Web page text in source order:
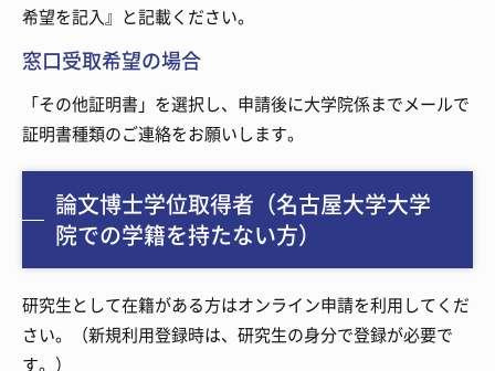
希望を記入』と記載ください。
窓口受取希望の場合
「その他証明書」を選択し、申請後に大学院係までメールで
証明書種類のご連絡をお願いします。
論文博士学位取得者（名古屋大学大学
院での学籍を持たない方）
研究生として在籍がある方はオンライン申請を利用してくだ
さい。（新規利用登録時は、研究生の身分で登録が必要で
す。）